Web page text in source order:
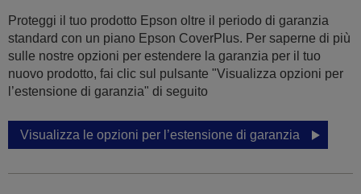
Proteggi il tuo prodotto Epson oltre il periodo di garanzia
standard con un piano Epson CoverPlus. Per saperne di più
sulle nostre opzioni per estendere la garanzia per il tuo
nuovo prodotto, fai clic sul pulsante "Visualizza opzioni per
l’estensione di garanzia" di seguito
Visualizza le opzioni per l’estensione di garanzia